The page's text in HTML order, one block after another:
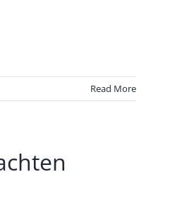
Read More